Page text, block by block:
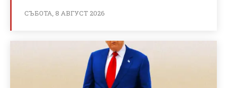
СЪБОТА, 8 АВГУСТ 2026